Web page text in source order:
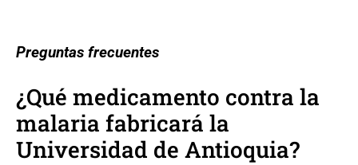
Preguntas frecuentes
¿Qué medicamento contra la
malaria fabricará la
Universidad de Antioquia?